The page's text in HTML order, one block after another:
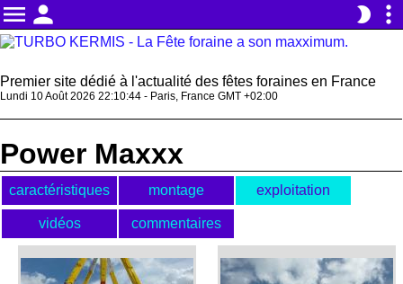
menu person brightness_2 more_vert
Premier site dédié à l'actualité des fêtes foraines en France
Lundi 10 Août 2026 22:10:44 - Paris, France GMT +02:00
Power Maxxx
caractéristiques montage exploitation
vidéos commentaires